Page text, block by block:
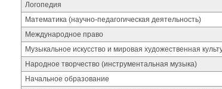
Логопедия
Математика (научно-педагогическая деятельность)
Международное право
Музыкальное искусство и мировая художественная
Народное творчество (инструментальная музыка)
Начальное образование